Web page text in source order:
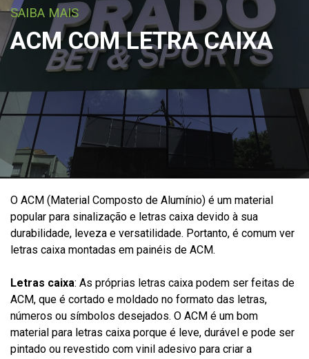
SAIBA MAIS
ACM COM LETRA CAIXA
O ACM (Material Composto de Alumínio) é um material
popular para sinalização e letras caixa devido à sua
durabilidade, leveza e versatilidade. Portanto, é comum ver
letras caixa montadas em painéis de ACM.
Letras caixa: As próprias letras caixa podem ser feitas de
ACM, que é cortado e moldado no formato das letras,
números ou símbolos desejados. O ACM é um bom
material para letras caixa porque é leve, durável e pode ser
pintado ou revestido com vinil adesivo para criar a